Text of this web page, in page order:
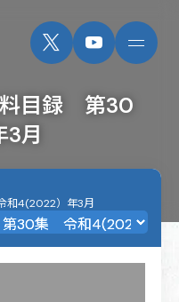
料目録 第30
月
4(2022）年3月